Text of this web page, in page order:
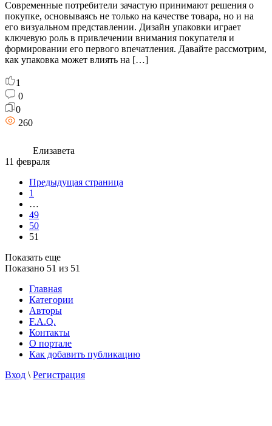
Современные потребители зачастую принимают решения о
покупке, основываясь не только на качестве товара, но и на
его визуальном представлении. Дизайн упаковки играет
ключевую роль в привлечении внимания покупателя и
формировании его первого впечатления. Давайте рассмотрим,
как упаковка может влиять на […]
1
0
0
260
Елизавета
11 февраля
Предыдущая страница
1
…
49
50
51
Показать еще
Показано 51 из 51
Главная
Категории
Авторы
F.A.Q.
Контакты
О портале
Как добавить публикацию
Вход \ Регистрация